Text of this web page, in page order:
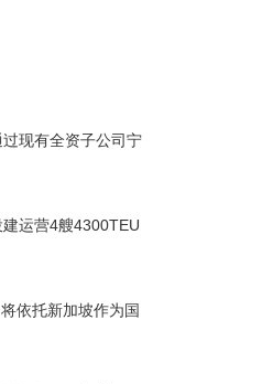
现有全资子公司宁
运营4艘4300TEU
依托新加坡作为国